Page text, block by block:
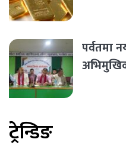
पर्वतमा
ट्रेन्डिङ